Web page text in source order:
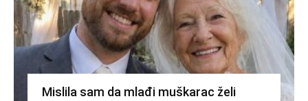
Mislila sam da mlađi muškarac želi